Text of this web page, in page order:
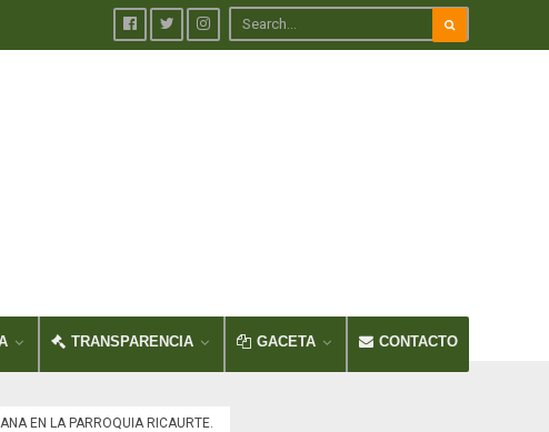
TRANSPARENCIA GACETA CONTACTO
EN LA PARROQUIA RICAURTE.